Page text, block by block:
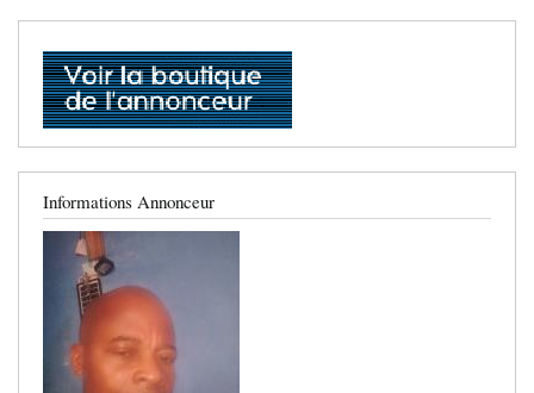
Informations Annonceur